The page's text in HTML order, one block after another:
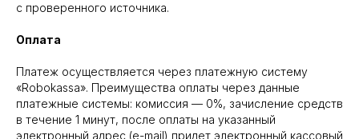
с проверенного источника.
Оплата
Платеж осуществляется через платежную систему
«Robokassa». Преимущества оплаты через данные
платежные системы: комиссия — 0%, зачисление средств
в течение 1 минут, после оплаты на указанный
электронный адрес (e-mail) придет электронный кассовый